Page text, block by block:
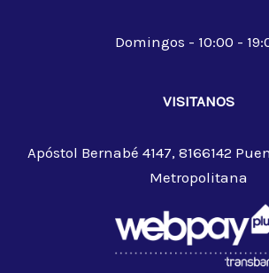
Domingos - 10:00 -
VISITANOS
Apóstol Bernabé 4147, 8166142
Metropolitana